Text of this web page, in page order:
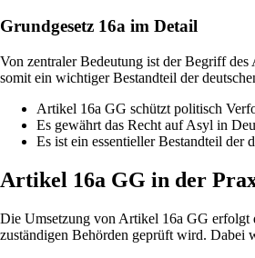
Grundgesetz 16a im Detail
Von zentraler Bedeutung ist der Begriff
somit ein wichtiger Bestandteil der
Artikel 16a GG schützt politisch
Es gewährt das Recht auf Asyl in
Es ist ein essentieller Bestandteil der
Artikel 16a GG in der
Die Umsetzung von Artikel 16a GG erfolgt
zuständigen Behörden geprüft wird. Dabei